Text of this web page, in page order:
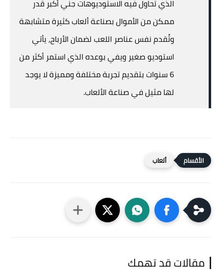
الذي تحاول فيه الاستوديوهات جني أكبر قدر
ممكن من الأموال بصناعة ألعاب كثيرة متشابهة
وتُقدم نفس عناصر اللعب لضمان الأرباح، يأتي
استوديو صغير ويفي بوعده الذي استمر أكثر من
6 سنوات بتقديم تجربة مختلفة ومميزة لا يوجد
لها مثيل في صناعة الألعاب.
ألعاب
مقالات قد تهمك